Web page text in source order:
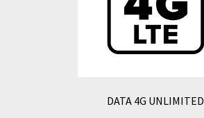
DATA 4G UNLIMITED